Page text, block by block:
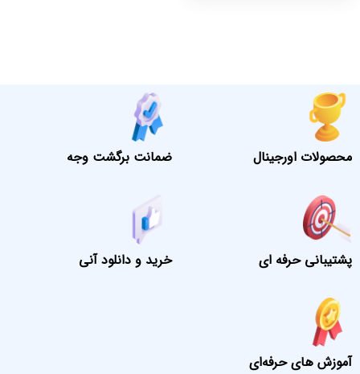
محصولات اورجینال ضمانت برگشت وجه
پشتیبانی حرفه ای خرید و دانلود آنی
آموزش های حرفه‌ای